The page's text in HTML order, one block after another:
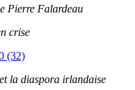
Pierre Falardeau
crise
(32)
la diaspora irlandaise